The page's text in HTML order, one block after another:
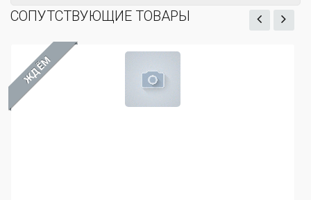
СОПУТСТВУЮЩИЕ ТОВАРЫ
ЖДЁМ